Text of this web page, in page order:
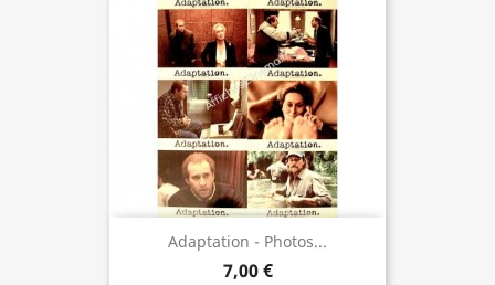
Adaptation - Photos...
7,00 €